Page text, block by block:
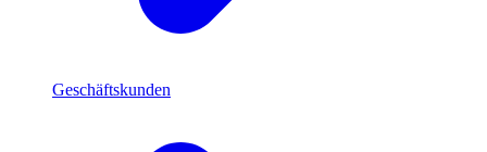
Geschäftskunden